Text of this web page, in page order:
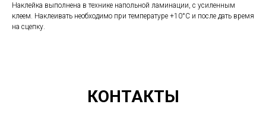
Наклейка выполнена в технике напольной ламинации, с усиленным
клеем. Наклеивать необходимо при температуре +10°C и после дать время
на сцепку.
КОНТАКТЫ